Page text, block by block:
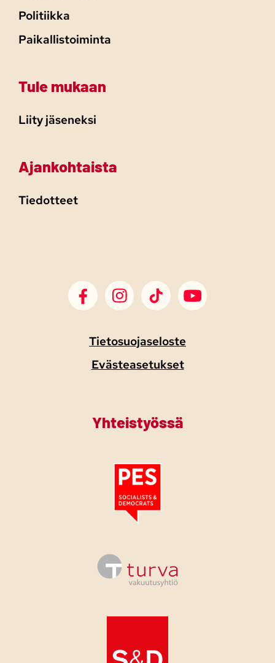
Politiikka
Paikallistoiminta
Tule mukaan
Liity jäseneksi
Ajankohtaista
Tiedotteet
SDP Facebook
SDP Instagram
SDP TikTokSDP Youtube
Tietosuojaseloste
Evästeasetukset
Yhteistyössä
Tutustu PES:n periaatejulistukseen